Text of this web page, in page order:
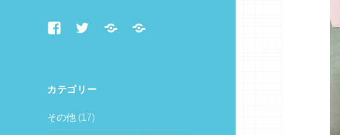
FacebookTwitterLINE alga.co.jp
カテゴリー
その他 (17)